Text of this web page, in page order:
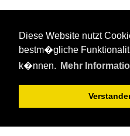
Diese Website nutzt
bestm�gliche
k�nnen.
Mehr
pferde_stehlen.txt · Zuletzt geändert:
Falls nicht anders bezeichnet, ist der
veröffentlicht:
CC Attribution-Share